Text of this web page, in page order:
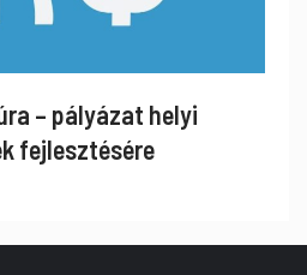
– pályázat helyi
fejlesztésére